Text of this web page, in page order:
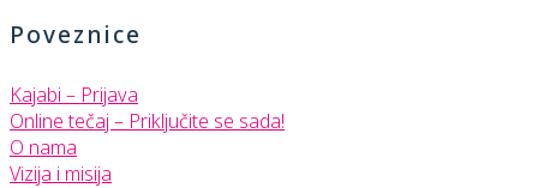
Poveznice
Kajabi – Prijava
Online tečaj – Priključite se sada!
O nama
Vizija i misija